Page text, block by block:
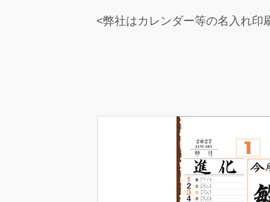
<弊社はカレンダー等の名入れ印